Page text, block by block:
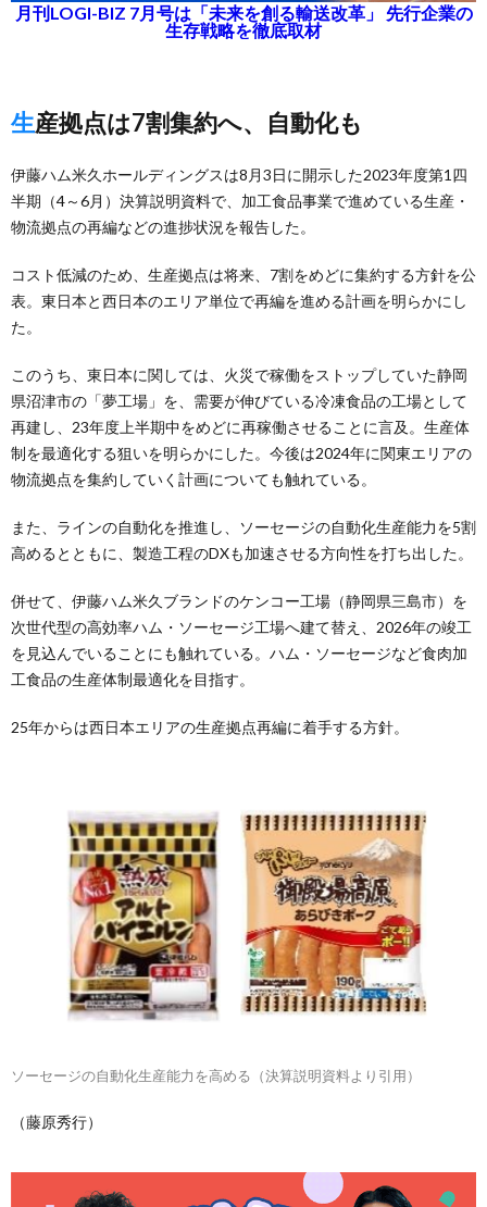
月刊LOGI-BIZ 7月号は「未来を創る輸送改革」 先行企業の
生存戦略を徹底取材
生産拠点は7割集約へ、自動化も
伊藤ハム米久ホールディングスは8月3日に開示した2023年度第1四
半期（4～6月）決算説明資料で、加工食品事業で進めている生産・
物流拠点の再編などの進捗状況を報告した。
コスト低減のため、生産拠点は将来、7割をめどに集約する方針を公
表。東日本と西日本のエリア単位で再編を進める計画を明らかにし
た。
このうち、東日本に関しては、火災で稼働をストップしていた静岡
県沼津市の「夢工場」を、需要が伸びている冷凍食品の工場として
再建し、23年度上半期中をめどに再稼働させることに言及。生産体
制を最適化する狙いを明らかにした。今後は2024年に関東エリアの
物流拠点を集約していく計画についても触れている。
また、ラインの自動化を推進し、ソーセージの自動化生産能力を5割
高めるとともに、製造工程のDXも加速させる方向性を打ち出した。
併せて、伊藤ハム米久ブランドのケンコー工場（静岡県三島市）を
次世代型の高効率ハム・ソーセージ工場へ建て替え、2026年の竣工
を見込んでいることにも触れている。ハム・ソーセージなど食肉加
工食品の生産体制最適化を目指す。
25年からは西日本エリアの生産拠点再編に着手する方針。
ソーセージの自動化生産能力を高める（決算説明資料より引用）
（藤原秀行）